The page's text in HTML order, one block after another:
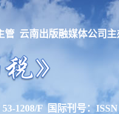
管 云南出版融媒体公司主
1208/F 国际刊号：ISSN